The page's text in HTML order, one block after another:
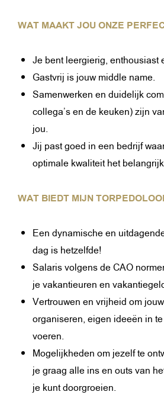
WAT MAAKT JOU ONZE
Je bent leergierig, enthousiast
Gastvrij is jouw middle name.
Samenwerken en duidelijk
collega’s en de keuken) zijn
jou.
Jij past goed in een bedrijf
optimale kwaliteit het
WAT BIEDT MIJN
Een dynamische en
dag is hetzelfde!
Salaris volgens de CAO
je vakantieuren en
Vertrouwen en vrijheid om
organiseren, eigen ideeën in
voeren.
Mogelijkheden om jezelf te
je graag alle ins en outs van
je kunt doorgroeien.